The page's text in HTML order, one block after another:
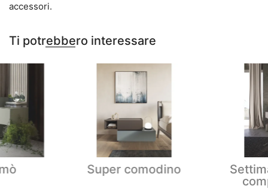
accessori.
Ti potrebbero interessare
Super comodino